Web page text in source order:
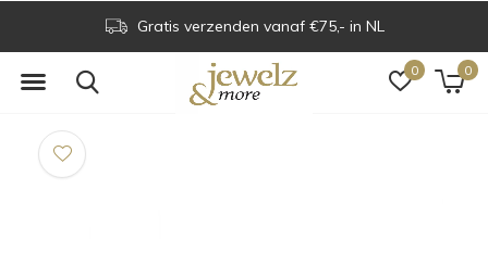
0 0
Gratis verzenden vanaf €75,- in NL